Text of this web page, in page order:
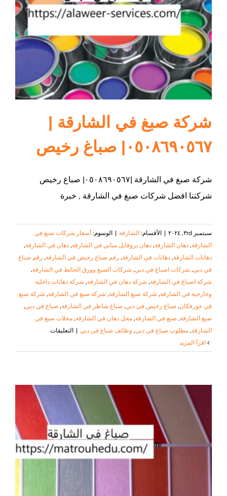
ام القيوين
شركة صبغ في الشارقة |
٠٥٠٨٦٩٠٥٦٧| صباغ رخيص
شركة صبغ في الشارقة |٠٥٠٨٦٩٠٥٦٧| صباغ رخيص
شركتنا افضل شركات صبغ في الشارقة , خبرة
سبتمبر ٣rd, ٢٠٢٤ | الأقسام: الشارقة | الوسوم: أسعار شركات صبغ في
الشارقة, دهان الشارقة, دهان بروفايل مباني في الشارقة, دهان في الشارقة,
دهانات الشارقة, دهانات في الشارقة, رقم صباغ رخيص في الشارقة, رقم صباغ
في دبي, شركات اصباغ في دبي, شركات الصبغ وورق الحائط في الشارقة,
شركة اصباغ في الشارقة, شركة دهان في الشارقة, شركة دهانات داخلية
وخارجية في الشارقة, شركة صبغ الشارقة, شركة صبغ في الشارقة, شركة صبغ
في خورفكان, صباغ رخيص في دبي, صباغ شاطر في الشارقة, صباغ في دبي,
صبغ الشارقة, صبغ في الشارقة, محل دهان في الشارقة, محلات صبغ في
الشارقة, مطلوب صباغ في دبي, وظائف صباغ في دبي | التعليقاتعلى
صبغ
صباغ
رخيص
مغلقة